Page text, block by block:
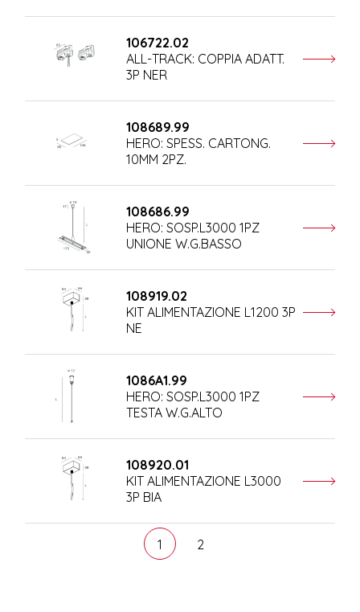
106722.02
ALL-TRACK: COPPIA ADATT.
3P NER
108689.99
HERO: SPESS. CARTONG.
10MM 2PZ.
108686.99
HERO: SOSP.L3000 1PZ
UNIONE W.G.BASSO
108919.02
KIT ALIMENTAZIONE L1200 3P
NE
1086A1.99
HERO: SOSP.L3000 1PZ
TESTA W.G.ALTO
108920.01
KIT ALIMENTAZIONE L3000
3P BIA
1 2